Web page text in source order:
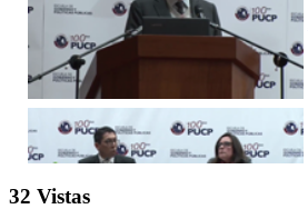
32 Vistas